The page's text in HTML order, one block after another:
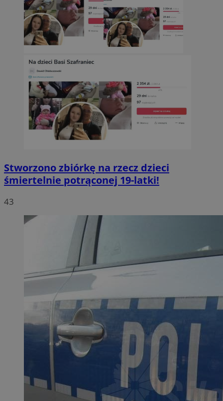
Stworzono zbiórkę na rzecz dzieci
śmiertelnie potrąconej 19-latki!
43